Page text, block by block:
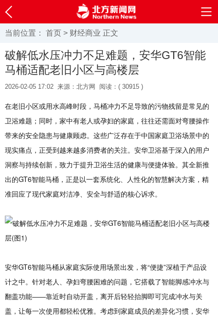
当前位置： 首页 > 财经商业 正文
破解低水压冲力不足难题，安华GT6智能
马桶适配老旧小区与高楼层
2026-02-05 17:02 来源：北方网 阅读：( 30915 )
在老旧小区或用水高峰时段，马桶冲力不足导致的污物残留是常见的
卫浴难题；同时，家中有老人或孕妇的家庭，往往还需面对弯腰操作
带来的安全隐患与健康顾虑。这些广泛存在于中国家庭卫浴场景中的
现实痛点，正受到越来越多消费者的关注。安华卫浴基于深入的用户
洞察与持续创新，致力于提升卫浴生活的健康与便捷体验。其全新推
出的GT6智能马桶，正是以一套系统化、人性化的智慧解决方案，精
准回应了现代家庭对洁净、安全与舒适的核心诉求。
安华GT6智能马桶从家庭实际使用场景出发，将“便捷”深植于产品设
计之中。针对老人、孕妇弯腰困难的问题，它搭载了智能脚感冲水与
翻盖功能——靠近时自动开盖，离开后轻轻抬脚即可完成冲水与关
盖，让每一次使用都轻松优雅。考虑到家庭成员的差异化习惯，安华